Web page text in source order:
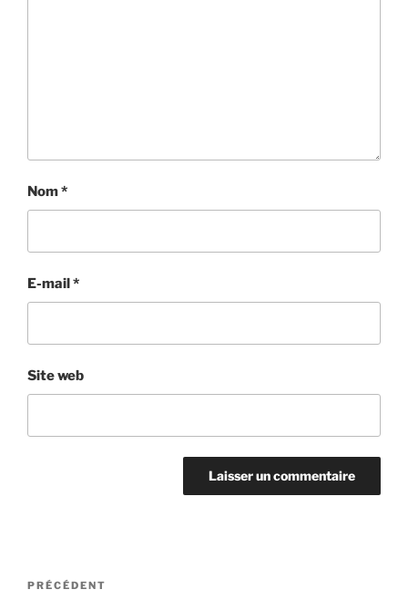
Nom*
E-mail*
Site web
Navigation
Article
PRÉCÉDENT